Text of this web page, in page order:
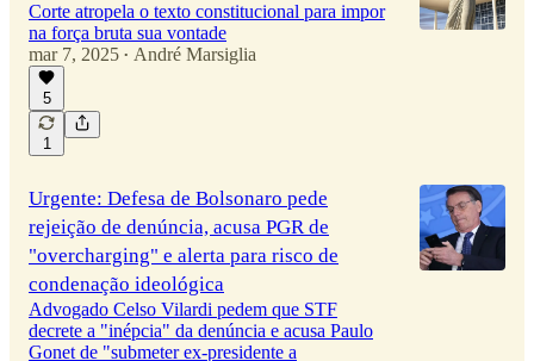
Corte atropela o texto constitucional para impor
na força bruta sua vontade
mar 7, 2025 • André Marsiglia
5
1
Urgente: Defesa de Bolsonaro pede
rejeição de denúncia, acusa PGR de
"overcharging" e alerta para risco de
condenação ideológica
Advogado Celso Vilardi pedem que STF
decrete a "inépcia" da denúncia e acusa Paulo
Gonet de "submeter ex-presidente a